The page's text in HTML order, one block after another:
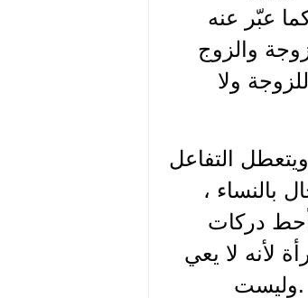
عبّر عنه
والزوج
ولا
التفاعل
بالنساء ،
أحط دركات
لأنه لا يعي
.وليست